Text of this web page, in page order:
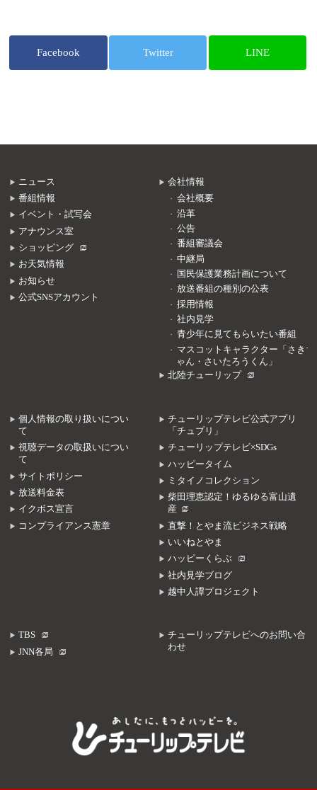
Facebook Twitter LINE
ニュース
番組情報
イベント・試写会
アナウンス室
ショッピング
お天気情報
お知らせ
公式SNSアカウント
会社情報
会社概要
沿革
公告
番組審議会
中継局
国民保護業務計画について
放送番組の種別の公表
採用情報
社内見学
青少年に見てもらいたい番組
マスコットキャラクター「さきち
ゃん・さいたろうくん」
北陸チューリップ
個人情報の取り扱いについ
て
視聴データの取扱いについ
て
サイトポリシー
放送料金表
イクボス宣言
コンプライアンス憲章
チューリップテレビ公式アプリ
「チュプリ」
チューリップテレビ×SDGs
ハッピータイム
ミタイノコレクション
柴田理恵認定！ゆるゆる富山遺
産
直撃！とやま流ビジネス戦略
いいねとやま
ハッピーくらぶ
社内見学ブログ
越中人譚プロジェクト
TBS
JNN各局
チューリップテレビへのお問い合
わせ